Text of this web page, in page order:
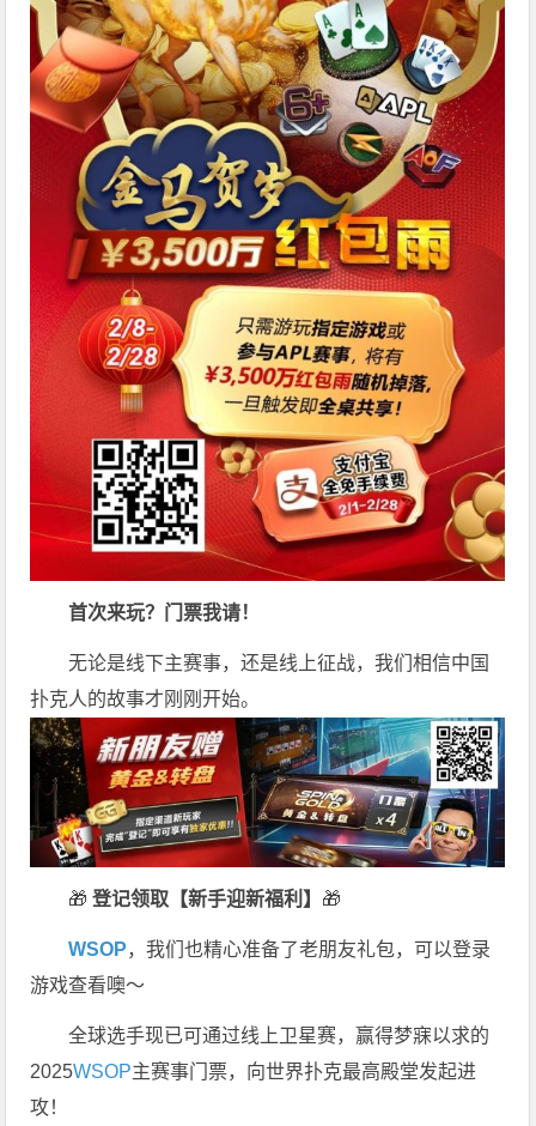
首次来玩？门票我请！
无论是线下主赛事，还是线上征战，我们相信中国
扑克人的故事才刚刚开始。
🎁 登记领取【新手迎新福利】 🎁
WSOP，我们也精心准备了老朋友礼包，可以登录
游戏查看噢～
全球选手现已可通过线上卫星赛，赢得梦寐以求的
2025WSOP主赛事门票，向世界扑克最高殿堂发起进
攻！